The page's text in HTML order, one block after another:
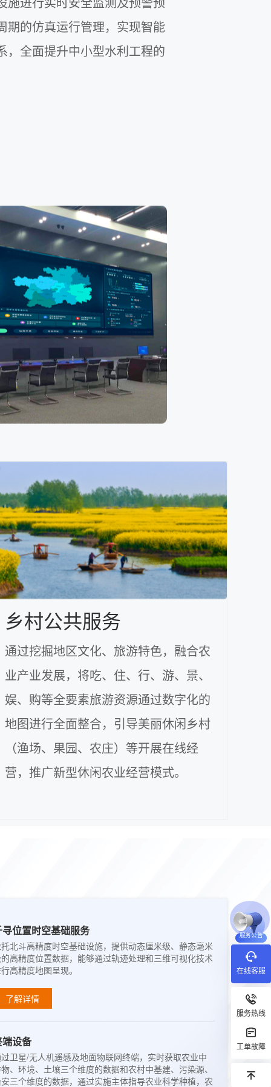
期的仿真运行管理，实现智能
，全面提升中小型水利工程的
乡村公共服务
通过挖掘地区文化、旅游特色，融合农
业产业发展，将吃、住、行、游、景、
娱、购等全要素旅游资源通过数字化的
地图进行全面整合，引导美丽休闲乡村
（渔场、果园、农庄）等开展在线经
营，推广新型休闲农业经营模式。
位置时空基础服务
北斗高精度时空基础设施，提供动态厘米级、静态毫米
高精度位置数据，能够通过轨迹处理和三维可视化技术
高精度地图呈现。
了解详情
设备
卫星/无人机遥感及地面物联网终端，实时获取农业中
、环境、土壤三个维度的数据和农村中基建、污染源、
三个维度的数据，通过实施主体指导农业科学种植，农
服务公告
在线客服
服务热线
工单故障